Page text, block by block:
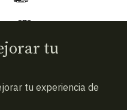
elkartea
tu
tu experiencia de